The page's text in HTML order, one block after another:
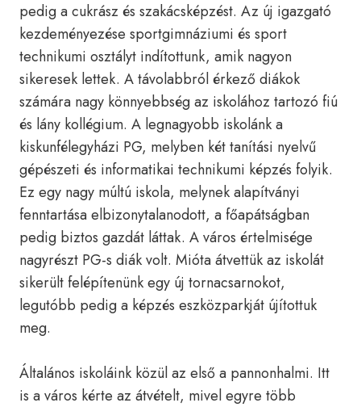
pedig a cukrász és szakácsképzést. Az új igazgató
kezdeményezése sportgimnáziumi és sport
technikumi osztályt indítottunk, amik nagyon
sikeresek lettek. A távolabbról érkező diákok
számára nagy könnyebbség az iskolához tartozó fiú
és lány kollégium. A legnagyobb iskolánk a
kiskunfélegyházi PG, melyben két tanítási nyelvű
gépészeti és informatikai technikumi képzés folyik.
Ez egy nagy múltú iskola, melynek alapítványi
fenntartása elbizonytalanodott, a főapátságban
pedig biztos gazdát láttak. A város értelmisége
nagyrészt PG-s diák volt. Mióta átvettük az iskolát
sikerült felépítenünk egy új tornacsarnokot,
legutóbb pedig a képzés eszközparkját újítottuk
meg.
Általános iskoláink közül az első a pannonhalmi. Itt
is a város kérte az átvételt, mivel egyre több